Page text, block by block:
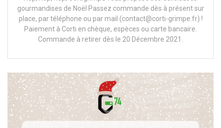
gourmandises de Noël Passez commande dès à présent sur
place, par téléphone ou par mail (contact@corti-grimpe.fr) !
Paiement à Corti en chèque, espèces ou carte bancaire.
Commande à retirer dès le 20 Décembre 2021.